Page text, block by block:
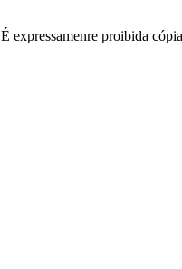
É expressamenre proibida